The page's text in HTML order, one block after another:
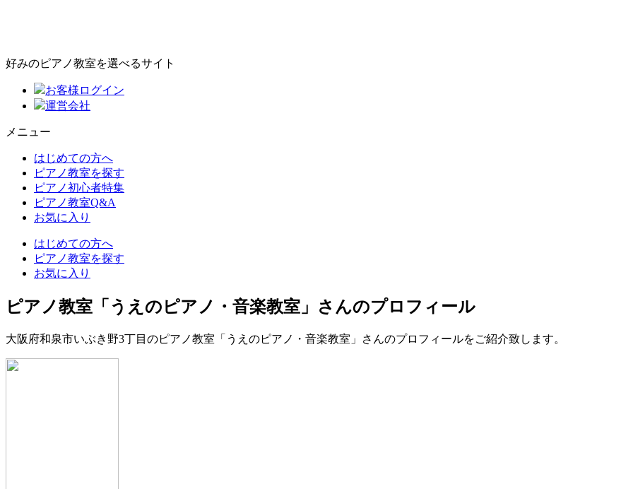
好みのピアノ教室を選べるサイト
お客様ログイン
運営会社
メニュー
はじめての方へ
ピアノ教室を探す
ピアノ初心者特集
ピアノ教室Q&A
お気に入り
はじめての方へ
ピアノ教室を探す
お気に入り
ピアノ教室「うえのピアノ・音楽教室」さんのプロフィール
大阪府和泉市いぶき野3丁目のピアノ教室「うえのピアノ・音楽教室」さんのプロフィールをご紹介致します。